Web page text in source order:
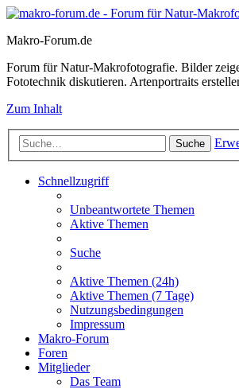
Makro-Forum.de
Forum für Natur-Makrofotografie. Bilder
Fototechnik diskutieren. Artenportraits
Zum Inhalt
Suche
Schnellzugriff
Unbeantwortete Themen
Aktive Themen
Suche
Aktive Themen (24h)
Aktive Themen (7 Tage)
Nutzungsbedingungen
Impressum
Makro-Forum
Foren
Mitglieder
Das Team